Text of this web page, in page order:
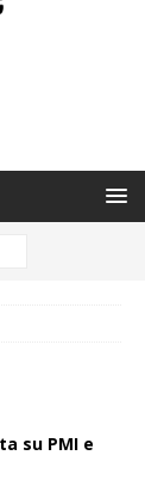
su PMI e